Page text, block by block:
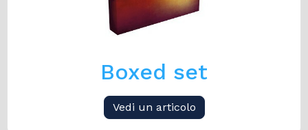
Boxed set
Vedi un articolo